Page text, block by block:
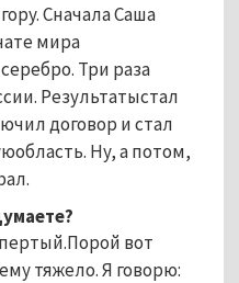
Сначала Саша
мира
Три раза
Результатыстал
договор и стал
Ну, а потом,
вот
тяжело. Я говорю: